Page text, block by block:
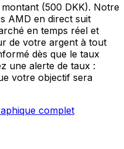
(500 DKK). Notre
AMD en direct suit
en temps réel et
de votre argent à tout
dès que le taux
une alerte de taux :
votre objectif sera
complet